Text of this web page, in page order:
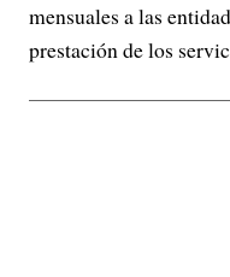
mensuales a las
prestación de los